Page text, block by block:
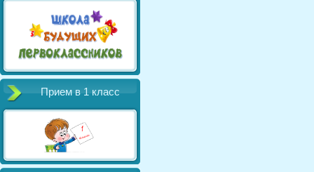
Прием в 1 класс